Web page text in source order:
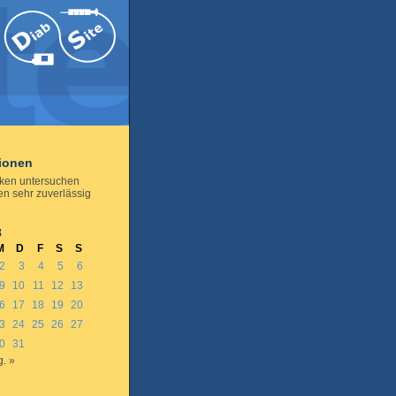
untersuchen
sehr zuverlässig
D F S
S
2 3 4 5
6
9 10 11 12
13
17 18 19
20
24 25 26
27
31
»